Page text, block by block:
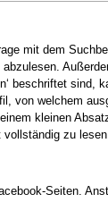
mit dem
beschriftet sind,
von welchem
kleinen
zu
Seiten.